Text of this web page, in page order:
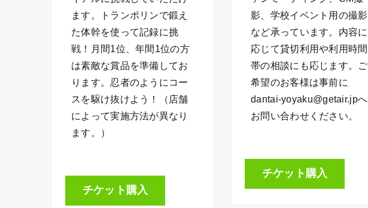
ます。トランポリンで鍛え
た体幹を使って記録に挑
戦！月間1位、年間1位の方
は素敵な賞品を準備してお
ります。忍者のようにコー
スを駆け抜けよう！（店舗
によって実施方法が異なり
ます。）
チケット購入
影、学校イベント用の撮影
など承っています。内容に
応じて貸切利用や利用時間
帯の相談にも応じます。ご
希望のお客様は事前に
dantai-yoyaku@getair.jpへ
お問い合わせください。
チケット購入